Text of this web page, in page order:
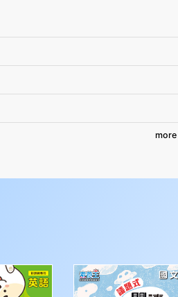
more